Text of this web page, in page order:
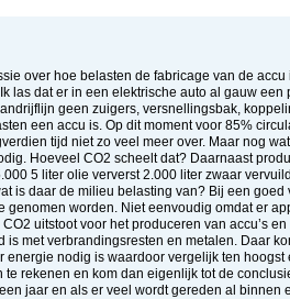
over hoe belasten de fabricage van de
las dat er in een elektrische auto al gauw
geen zuigers, versnellingsbak,
een accu is. Op dit moment voor 85%
tijd niet zo veel meer over. Maar nog
Hoeveel CO2 scheelt dat? Daarnaast
5 liter olie ververst 2.000 liter zwaar
is daar de milieu belasting van? Bij een goed
genomen worden. Niet eenvoudig omdat er
uitstoot voor het produceren van accu’s
is met verbrandingsresten en metalen. Daar
energie nodig is waardoor vergelijk ten
te rekenen en kom dan eigenlijk tot de
jaar en als er veel wordt gereden al binnen